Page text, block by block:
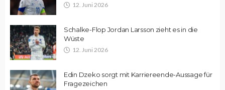
12. Juni 2026
Schalke-Flop Jordan Larsson zieht es in die
Wüste
12. Juni 2026
Edin Dzeko sorgt mit Karriereende-Aussage für
Fragezeichen